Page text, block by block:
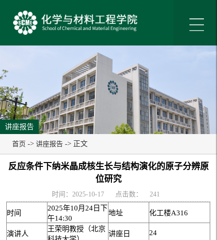
讲座报告
首页 -> 讲座报告 -> 正文
反应条件下纳米晶成核生长与结构演化的原子分辨原
位研究
时间：2025-10-17 点击数： 241
时间
2025年10月24日下
午14:30
地址 化工楼A316
演讲人
王荣明教授（北京
讲座日 24